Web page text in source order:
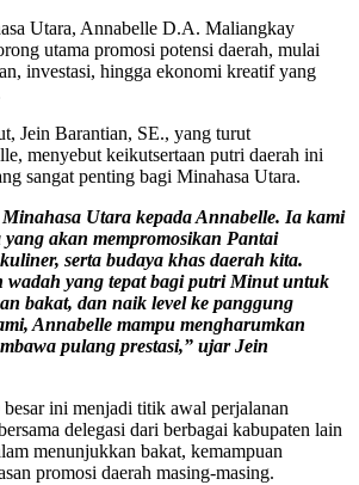
Utara, Annabelle D.A. Maliangkay
utama promosi potensi daerah, mulai
investasi, hingga ekonomi kreatif yang
Jein Barantian, SE., yang turut
menyebut keikutsertaan putri daerah ini
sangat penting bagi Minahasa Utara.
Utara kepada Annabelle. Ia kami
yang akan mempromosikan Pantai
serta budaya khas daerah kita.
yang tepat bagi putri Minut untuk
bakat, dan naik level ke panggung
Annabelle mampu mengharumkan
pulang prestasi,” ujar Jein
ini menjadi titik awal perjalanan
delegasi dari berbagai kabupaten lain
menunjukkan bakat, kemampuan
promosi daerah masing-masing.